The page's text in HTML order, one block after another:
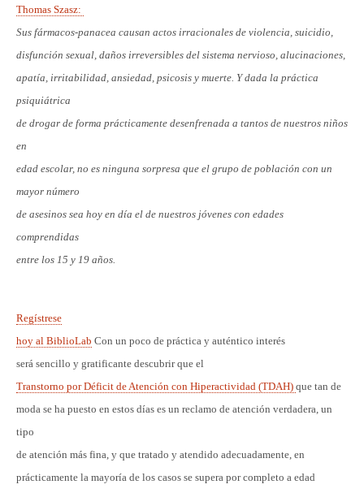
Thomas Szasz:
Sus fármacos-panacea causan actos irracionales de violencia, suicidio,
disfunción sexual, daños irreversibles del sistema nervioso, alucinaciones,
apatía, irritabilidad, ansiedad, psicosis y muerte. Y dada la práctica
psiquiátrica
de drogar de forma prácticamente desenfrenada a tantos de nuestros niños
en
edad escolar, no es ninguna sorpresa que el grupo de población con un
mayor número
de asesinos sea hoy en día el de nuestros jóvenes con edades
comprendidas
entre los 15 y 19 años.
Regístrese
hoy al BiblioLab Con un poco de práctica y auténtico interés
será sencillo y gratificante descubrir que el
Transtorno por Déficit de Atención con Hiperactividad (TDAH) que tan de
moda se ha puesto en estos días es un reclamo de atención verdadera, un
tipo
de atención más fina, y que tratado y atendido adecuadamente, en
prácticamente la mayoría de los casos se supera por completo a edad